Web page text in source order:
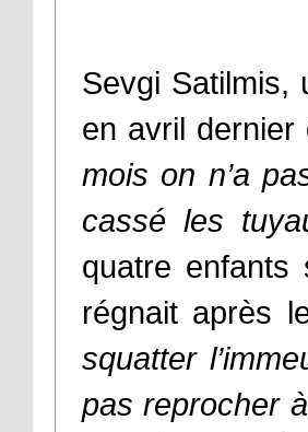
Sevgi Satilmis,
en avril
mois on n’a
cassé les
quatre enfants
régnait après
squatter
pas reprocher